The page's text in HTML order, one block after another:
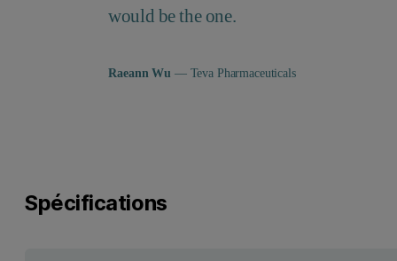
would be the one.
Raeann Wu — Teva Pharmaceuticals
Spécifications